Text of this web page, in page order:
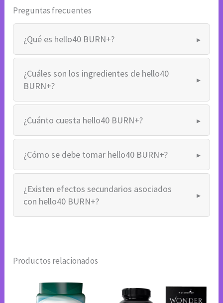
Preguntas frecuentes
¿Qué es hello40 BURN+?
¿Cuáles son los ingredientes de hello40
BURN+?
¿Cuánto cuesta hello40 BURN+?
¿Cómo se debe tomar hello40 BURN+?
¿Existen efectos secundarios asociados
con hello40 BURN+?
Productos relacionados